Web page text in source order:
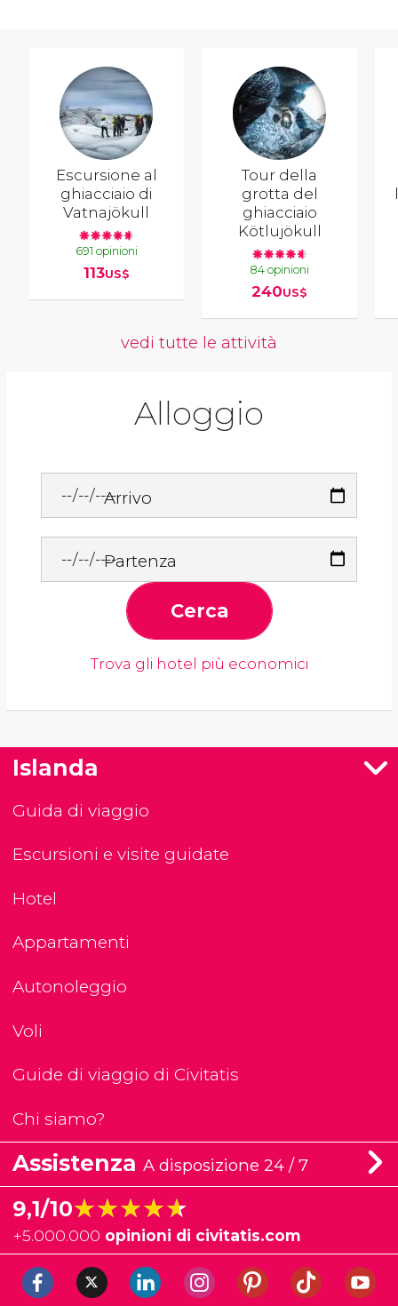
Escursione al
ghiacciaio di
Vatnajökull
691 opinioni
113US$
Tour della
grotta del
ghiacciaio
Kötlujökull
84 opinioni
240US$
vedi tutte le attività
Alloggio
Arrivo
Partenza
Cerca
Trova gli hotel più economici
Islanda
Guida di viaggio
Escursioni e visite guidate
Hotel
Appartamenti
Autonoleggio
Voli
Guide di viaggio di Civitatis
Chi siamo?
Assistenza A disposizione 24 / 7
9,1/10★★★★★
★★★★★
+5.000.000 opinioni di civitatis.com